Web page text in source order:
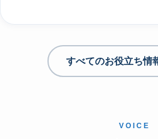
すべてのお役立ち情
VOICE